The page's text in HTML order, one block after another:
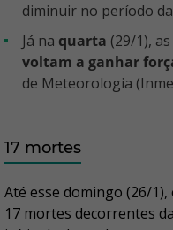
diminuir no período
Já na quarta (29/1),
voltam a ganhar
de Meteorologia
17 mortes
Até esse domingo (26/
17 mortes decorrentes